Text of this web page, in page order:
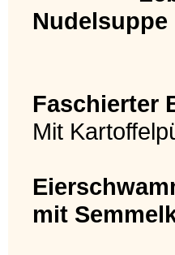
Faschierter
Mit
mit